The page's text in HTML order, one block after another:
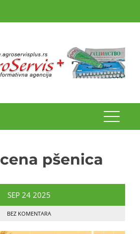
cena pšenica
SEP 24 2025
BEZ KOMENTARA